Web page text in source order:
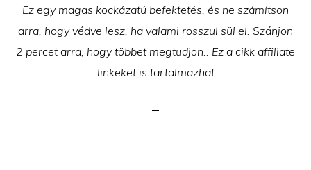
Ez egy magas kockázatú befektetés, és ne számítson
arra, hogy védve lesz, ha valami rosszul sül el. Szánjon
2 percet arra, hogy többet megtudjon.. Ez a cikk affiliate
linkeket is tartalmazhat